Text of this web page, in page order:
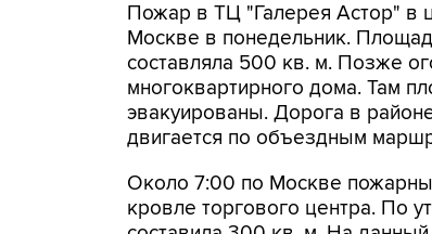
Пожар в ТЦ "Галерея Астор" в
Москве в понедельник.
составляла 500 кв. м. Позже
многоквартирного дома. Там
эвакуированы. Дорога в
двигается по объездным
Около 7:00 по Москве
кровле торгового центра. По